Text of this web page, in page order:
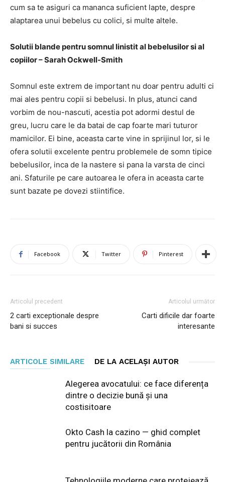
cum sa te asiguri ca mananca suficient lapte, despre
alaptarea unui bebelus cu colici, si multe altele.
Solutii blande pentru somnul linistit al bebelusilor si al
copiilor – Sarah Ockwell-Smith
Somnul este extrem de important nu doar pentru adulti ci
mai ales pentru copii si bebelusi. In plus, atunci cand
vorbim de nou-nascuti, acestia pot adormi destul de
greu, lucru care le da batai de cap foarte mari tuturor
mamicilor. Ei bine, aceasta carte vine in sprijinul lor, si le
ofera solutii excelente pentru problemele de somn tipice
bebelusilor, inca de la nastere si pana la varsta de cinci
ani. Sfaturile pe care autoarea le ofera in aceasta carte
sunt bazate pe dovezi stiintifice.
Facebook Twitter Pinterest
Articolul precedent
2 carti exceptionale despre
bani si succes
Articolul următor
Carti dificile dar foarte
interesante
ARTICOLE SIMILARE DE LA ACELAȘI AUTOR
Alegerea avocatului: ce face diferența
dintre o decizie bună și una
costisitoare
Okto Cash la cazino — ghid complet
pentru jucătorii din România